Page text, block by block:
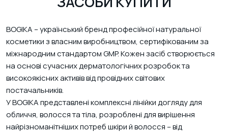
BOGIKA – український бренд професійної натуральної
косметики з власним виробництвом, сертифікованим за
міжнародним стандартом GMP. Кожен засіб створюється
на основі сучасних дерматологічних розробок та
високоякісних активів від провідних світових
постачальників.
У BOGIKA представлені комплексні лінійки догляду для
обличчя, волосся та тіла, розроблені для вирішення
найрізноманітніших потреб шкіри й волосся – від